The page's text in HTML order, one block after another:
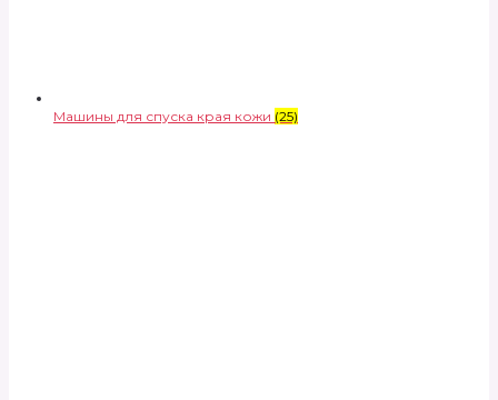
Машины для спуска края кожи (25)